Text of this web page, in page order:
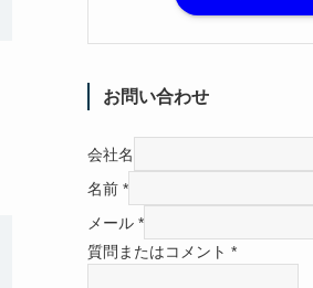
お問い合わせ
会社名
名前 *
メール *
質問またはコメント *